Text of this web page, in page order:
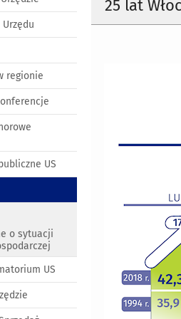
25 lat
regionie
US
o sytuacji
US